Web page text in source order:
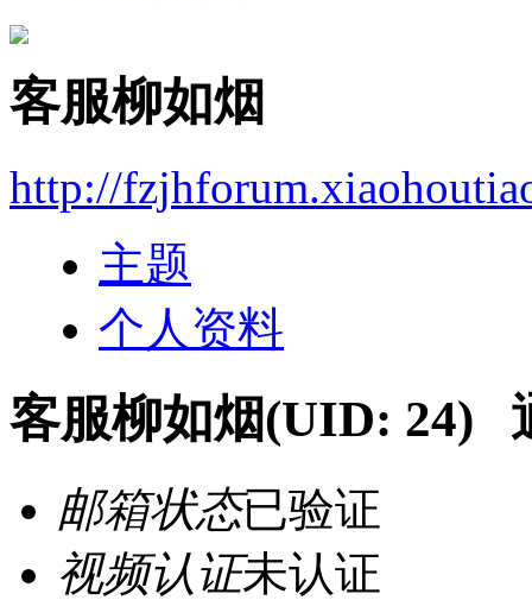
客服柳如烟
http://
主题
个人资料
客服柳如烟(UID: 24)
邮箱状态已验证
视频认证未认证